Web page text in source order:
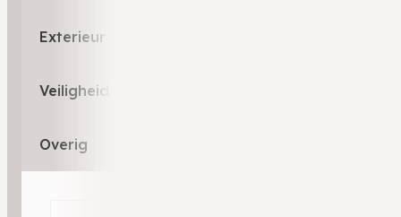
Exterieur
Veiligheid
Overig